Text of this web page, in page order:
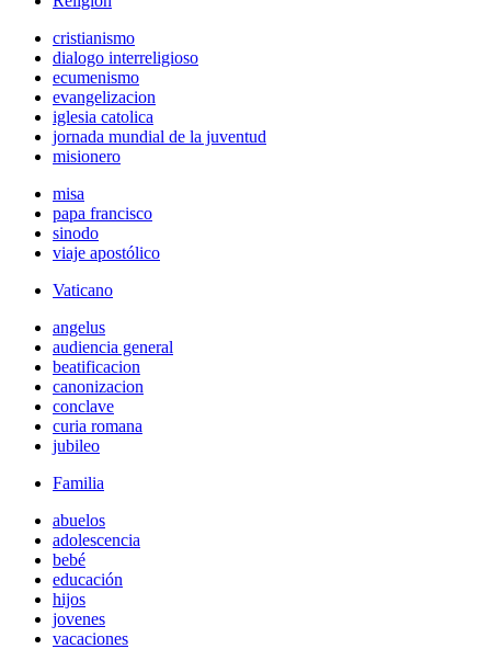
cristianismo
dialogo interreligioso
ecumenismo
evangelizacion
iglesia catolica
jornada mundial de la juventud
misionero
misa
papa francisco
sinodo
viaje apostólico
Vaticano
angelus
audiencia general
beatificacion
canonizacion
conclave
curia romana
jubileo
Familia
abuelos
adolescencia
bebé
educación
hijos
jovenes
vacaciones